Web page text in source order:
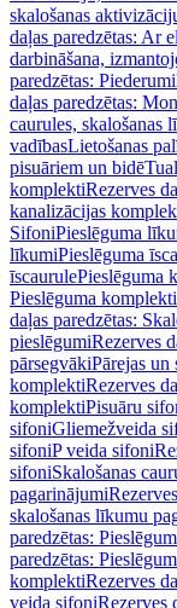
skalošanas
daļas paredzētas: Ar
darbināšana,
paredzētas: Piederumi
daļas paredzētas:
caurules, skalošanas
vadībasLietošanas
pisuāriem un bidē
komplektiRezerves
kanalizācijas
SifoniPieslēguma
līkumiPieslēguma
īscaurulePieslēguma
Pieslēguma komplekti
daļas paredzētas:
pieslēgumiRezerves
pārsegvākiPārejas un
komplektiRezerves
komplektiPisuāru
sifoniGliemežveida
sifoniP veida sifoni
sifoniSkalošanas
pagarinājumi
skalošanas līkumu
paredzētas:
paredzētas:
komplektiRezerves
veida sifoniRezerves